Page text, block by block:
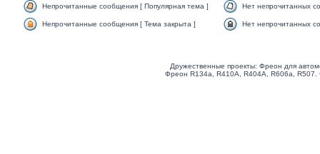
Непрочитанные сообщения [ Популярная тема ] Нет непрочитанных
Непрочитанные сообщения [ Тема закрыта ] Нет непрочитанных
Дружественные проекты: Фреон для
Фреон R134a, R410A, R404A, R606a,